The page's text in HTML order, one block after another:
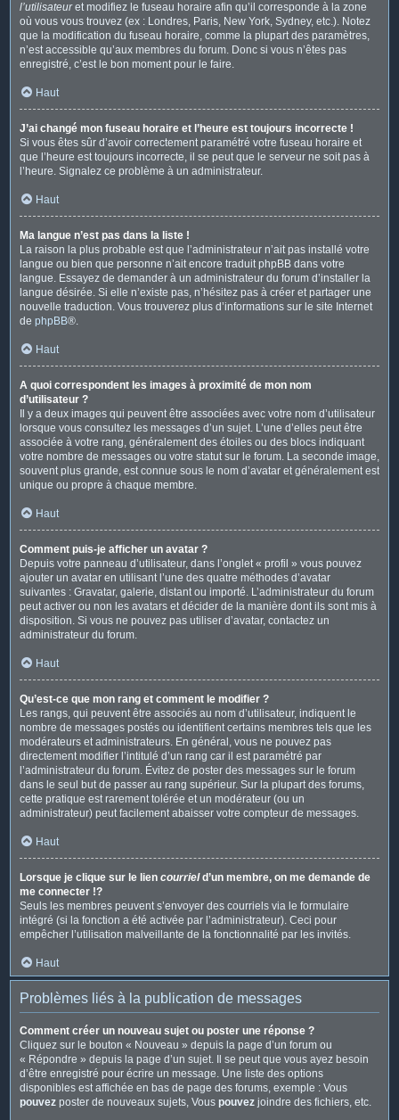
l’utilisateuret modifiez le fuseau horaire afin qu’il corresponde à la zone
où vous vous trouvez (ex : Londres, Paris, New York, Sydney, etc.). Notez
que la modification du fuseau horaire, comme la plupart des paramètres,
n’est accessible qu’aux membres du forum. Donc si vous n’êtes pas
enregistré, c’est le bon moment pour le faire.
Haut
J’ai changé mon fuseau horaire et l’heure est toujours incorrecte !
Si vous êtes sûr d’avoir correctement paramétré votre fuseau horaire et
que l’heure est toujours incorrecte, il se peut que le serveur ne soit pas à
l’heure. Signalez ce problème à un administrateur.
Haut
Ma langue n’est pas dans la liste !
La raison la plus probable est que l’administrateur n’ait pas installé votre
langue ou bien que personne n’ait encore traduit phpBB dans votre
langue. Essayez de demander à un administrateur du forum d’installer la
langue désirée. Si elle n’existe pas, n’hésitez pas à créer et partager une
nouvelle traduction. Vous trouverez plus d’informations sur le site Internet
de phpBB®.
Haut
A quoi correspondent les images à proximité de mon nom
d’utilisateur ?
Il y a deux images qui peuvent être associées avec votre nom d’utilisateur
lorsque vous consultez les messages d’un sujet. L’une d’elles peut être
associée à votre rang, généralement des étoiles ou des blocs indiquant
votre nombre de messages ou votre statut sur le forum. La seconde image,
souvent plus grande, est connue sous le nom d’avatar et généralement est
unique ou propre à chaque membre.
Haut
Comment puis-je afficher un avatar ?
Depuis votre panneau d’utilisateur, dans l’onglet « profil » vous pouvez
ajouter un avatar en utilisant l’une des quatre méthodes d’avatar
suivantes : Gravatar, galerie, distant ou importé. L’administrateur du forum
peut activer ou non les avatars et décider de la manière dont ils sont mis à
disposition. Si vous ne pouvez pas utiliser d’avatar, contactez un
administrateur du forum.
Haut
Qu’est-ce que mon rang et comment le modifier ?
Les rangs, qui peuvent être associés au nom d’utilisateur, indiquent le
nombre de messages postés ou identifient certains membres tels que les
modérateurs et administrateurs. En général, vous ne pouvez pas
directement modifier l’intitulé d’un rang car il est paramétré par
l’administrateur du forum. Évitez de poster des messages sur le forum
dans le seul but de passer au rang supérieur. Sur la plupart des forums,
cette pratique est rarement tolérée et un modérateur (ou un
administrateur) peut facilement abaisser votre compteur de messages.
Haut
Lorsque je clique sur le lien courrield’un membre, on me demande de
me connecter !?
Seuls les membres peuvent s’envoyer des courriels via le formulaire
intégré (si la fonction a été activée par l’administrateur). Ceci pour
empêcher l’utilisation malveillante de la fonctionnalité par les invités.
Haut
Problèmes liés à la publication de messages
Comment créer un nouveau sujet ou poster une réponse ?
Cliquez sur le bouton « Nouveau » depuis la page d’un forum ou
« Répondre » depuis la page d’un sujet. Il se peut que vous ayez besoin
d’être enregistré pour écrire un message. Une liste des options
disponibles est affichée en bas de page des forums, exemple : Vous
pouvez poster de nouveaux sujets, Vous pouvez joindre des fichiers, etc.